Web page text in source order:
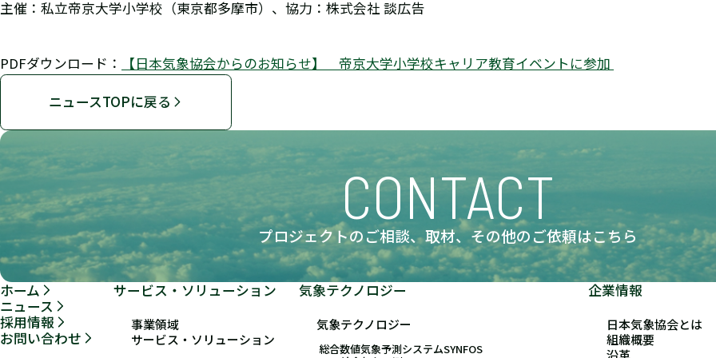
主催：私立帝京大学小学校（東京都多摩市）、協力：株式会社 談広告
PDFダウンロード： 【日本気象協会からのお知らせ】 帝京大学小学校キャリア教育イベントに参加
ニュースTOPに戻る
CONTACT
プロジェクトのご相談、取材、その他のご依頼はこちら
ホーム
ニュース
採用情報
お問い合わせ
サービス・ソリューション
事業領域
サービス・ソリューション
気象テクノロジー
気象テクノロジー
総合数値気象予測システムSYNFOS
企業情報
日本気象協会とは
組織概要
沿革